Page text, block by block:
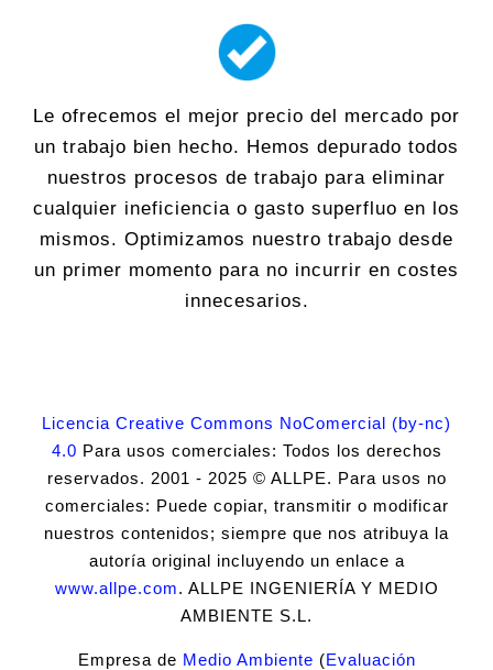
Le ofrecemos el mejor precio del mercado por
un trabajo bien hecho. Hemos depurado todos
nuestros procesos de trabajo para eliminar
cualquier ineficiencia o gasto superfluo en los
mismos. Optimizamos nuestro trabajo desde
un primer momento para no incurrir en costes
innecesarios.
Licencia Creative Commons NoComercial (by-nc)
4.0 Para usos comerciales: Todos los derechos
reservados. 2001 - 2025 © ALLPE. Para usos no
comerciales: Puede copiar, transmitir o modificar
nuestros contenidos; siempre que nos atribuya la
autoría original incluyendo un enlace a
www.allpe.com. ALLPE INGENIERÍA Y MEDIO
AMBIENTE S.L.
Empresa de Medio Ambiente (Evaluación